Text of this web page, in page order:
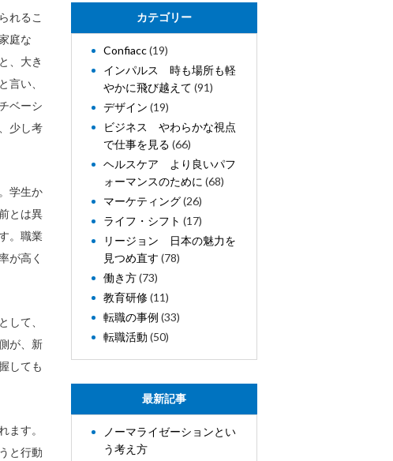
れるこ
庭な
、大き
言い、
ベーシ
少し考
学生か
とは異
。職業
が高く
して、
が、新
しても
ます。
と行動
カテゴリー
Confiacc(19)
インパルス 時も場所も軽
やかに飛び越えて (91)
デザイン (19)
ビジネス やわらかな視点
で仕事を見る (66)
ヘルスケア より良いパフ
ォーマンスのために (68)
マーケティング(26)
ライフ・シフト (17)
リージョン 日本の魅力を
見つめ直す (78)
働き方(73)
教育研修(11)
転職の事例 (33)
転職活動 (50)
最新記事
ノーマライゼーションとい
う考え方